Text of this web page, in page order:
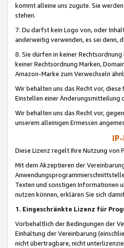
kommt alleine uns zugute. Sie
stehen.
7. Du darfst kein Logo von, oder
anderweitig verwenden, es sei denn,
8. Sie dürfen in keiner
keiner Rechtsordnung Marken,
Amazon-Marke zum Verwechseln
Wir behalten uns das Recht vor,
Einstellen einer
Wir behalten uns das Recht vor,
unserem alleinigen Ermessen
Diese Lizenz regelt Ihre Nutzung von
Mit dem Akzeptieren der
Texten und sonstigen Informationen
nutzen können, erklären Sie sich
1. Eingeschränkte Lizenz für
Vorbehaltlich der Bedingungen der
Einhaltung der Vereinbarung
nicht übertragbare, nicht